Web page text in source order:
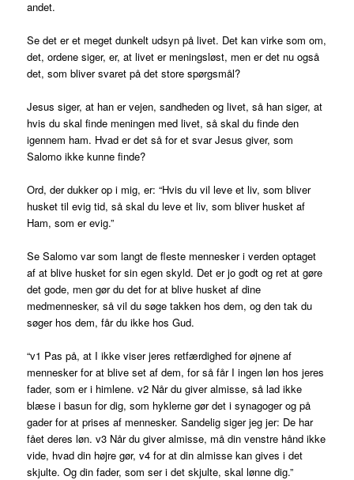
andet.
Se det er et meget dunkelt udsyn på livet. Det kan virke som om,
det, ordene siger, er, at livet er meningsløst, men er det nu også
det, som bliver svaret på det store spørgsmål?
Jesus siger, at han er vejen, sandheden og livet, så han siger, at
hvis du skal finde meningen med livet, så skal du finde den
igennem ham. Hvad er det så for et svar Jesus giver, som
Salomo ikke kunne finde?
Ord, der dukker op i mig, er: “Hvis du vil leve et liv, som bliver
husket til evig tid, så skal du leve et liv, som bliver husket af
Ham, som er evig.”
Se Salomo var som langt de fleste mennesker i verden optaget
af at blive husket for sin egen skyld. Det er jo godt og ret at gøre
det gode, men gør du det for at blive husket af dine
medmennesker, så vil du søge takken hos dem, og den tak du
søger hos dem, får du ikke hos Gud.
“v1 Pas på, at I ikke viser jeres retfærdighed for øjnene af
mennesker for at blive set af dem, for så får I ingen løn hos jeres
fader, som er i himlene. v2 Når du giver almisse, så lad ikke
blæse i basun for dig, som hyklerne gør det i synagoger og på
gader for at prises af mennesker. Sandelig siger jeg jer: De har
fået deres løn. v3 Når du giver almisse, må din venstre hånd ikke
vide, hvad din højre gør, v4 for at din almisse kan gives i det
skjulte. Og din fader, som ser i det skjulte, skal lønne dig.”